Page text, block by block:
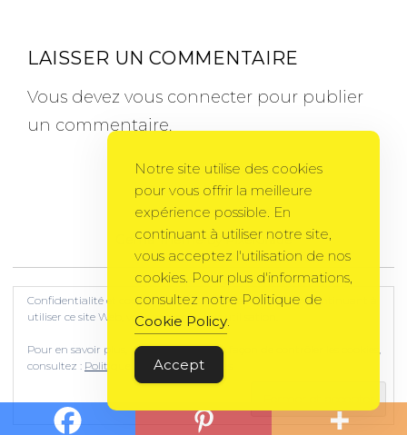
LAISSER UN COMMENTAIRE
Vous devez vous connecter pour publier
un commentaire.
Gema Theme by PixelGrade
Notre site utilise des cookies
pour vous offrir la meilleure
expérience possible. En
continuant à utiliser notre site,
vous acceptez l'utilisation de nos
cookies. Pour plus d'informations,
consultez notre Politique de
Cookie Policy.
Accept
Confidentialité et cookies : ce site utilise des cookies. En continuant à
utiliser ce site Web, vous acceptez leur utilisation.
Pour en savoir plus, notamment sur la façon de contrôler les cookies,
consultez : Politique relative aux cookies